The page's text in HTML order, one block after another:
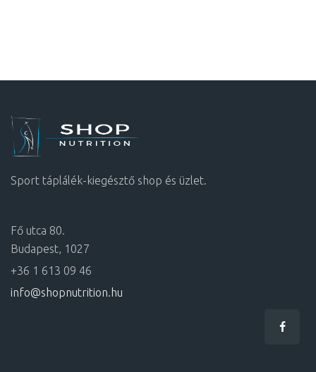
Sport táplálék-kiegésztő shop és üzlet.
Fő utca 80.
Budapest, 1027
+36 1 613 09 46
info@shopnutrition.hu